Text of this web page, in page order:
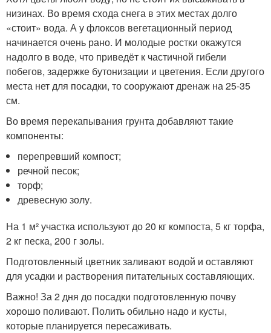
низинах. Во время схода снега в этих местах долго
«стоит» вода. А у флоксов вегетационный период
начинается очень рано. И молодые ростки окажутся
надолго в воде, что приведёт к частичной гибели
побегов, задержке бутонизации и цветения. Если другого
места нет для посадки, то сооружают дренаж на 25-35
см.
Во время перекапывания грунта добавляют такие
компоненты:
перепревший компост;
речной песок;
торф;
древесную золу.
На 1 м² участка используют до 20 кг компоста, 5 кг торфа,
2 кг песка, 200 г золы.
Подготовленный цветник заливают водой и оставляют
для усадки и растворения питательных составляющих.
Важно! За 2 дня до посадки подготовленную почву
хорошо поливают. Полить обильно надо и кусты,
которые планируется пересаживать.